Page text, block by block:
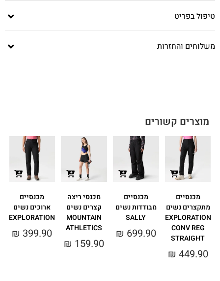
טיפול בפריט
משלוחים והחזרות
מוצרים קשורים
מכנסיים
מתקצרים נשים
EXPLORATION
CONV REG
STRAIGHT
₪ 449.90
מכנסיים
מבודדות נשים
SALLY
₪ 699.90
מכנסי ריצה
קצרים נשים
MOUNTAIN
ATHLETICS
₪ 159.90
מכנסיים
ארוכים נשים
EXPLORATION
₪ 399.90